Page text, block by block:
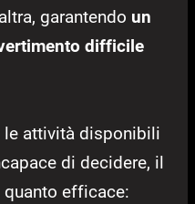
garantendo un
difficile
le attività disponibili
di decidere, il
efficace: